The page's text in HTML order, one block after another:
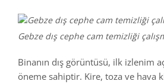
Gebze dış cephe cam temizliği
Binanın dış görüntüsü, ilk izlenim
öneme sahiptir. Kire, toza ve hava